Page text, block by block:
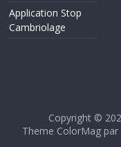
Application Stop
Cambriolage
Copyright ©
Theme ColorMag par